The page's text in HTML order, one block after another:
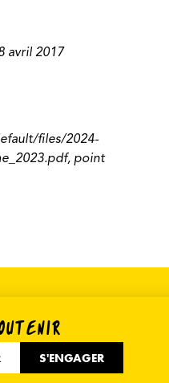
avril 2017
files/2024-
point
AUTRES
S'ENGAGER